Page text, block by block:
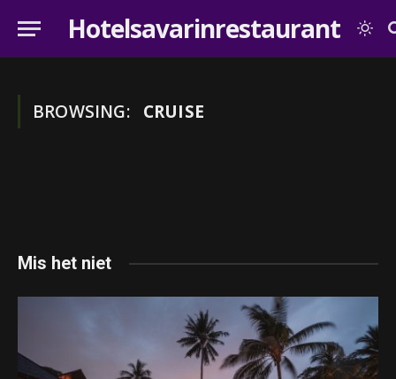
Hotelsavarinrestaurant
BROWSING: CRUISE
Mis het niet